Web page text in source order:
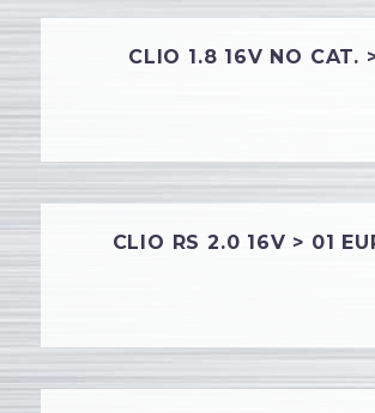
CLIO 1.8 16V NO CAT.
CLIO RS 2.0 16V > 01